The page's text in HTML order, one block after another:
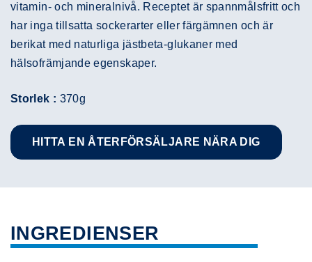
vitamin- och mineralnivå. Receptet är spannmålsfritt och
har inga tillsatta sockerarter eller färgämnen och är
berikat med naturliga jästbeta-glukaner med
hälsofrämjande egenskaper.
Storlek : 370g
HITTA EN ÅTERFÖRSÄLJARE NÄRA DIG
INGREDIENSER